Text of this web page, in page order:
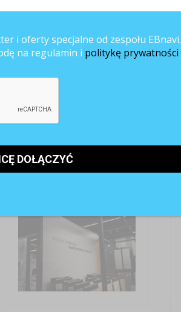
Oczekiwania kandydatów się
zmieniły. Bezpieczeństwo
i oferty specjalne od zespołu EBnavi.
na regulamin i politykę prywatności